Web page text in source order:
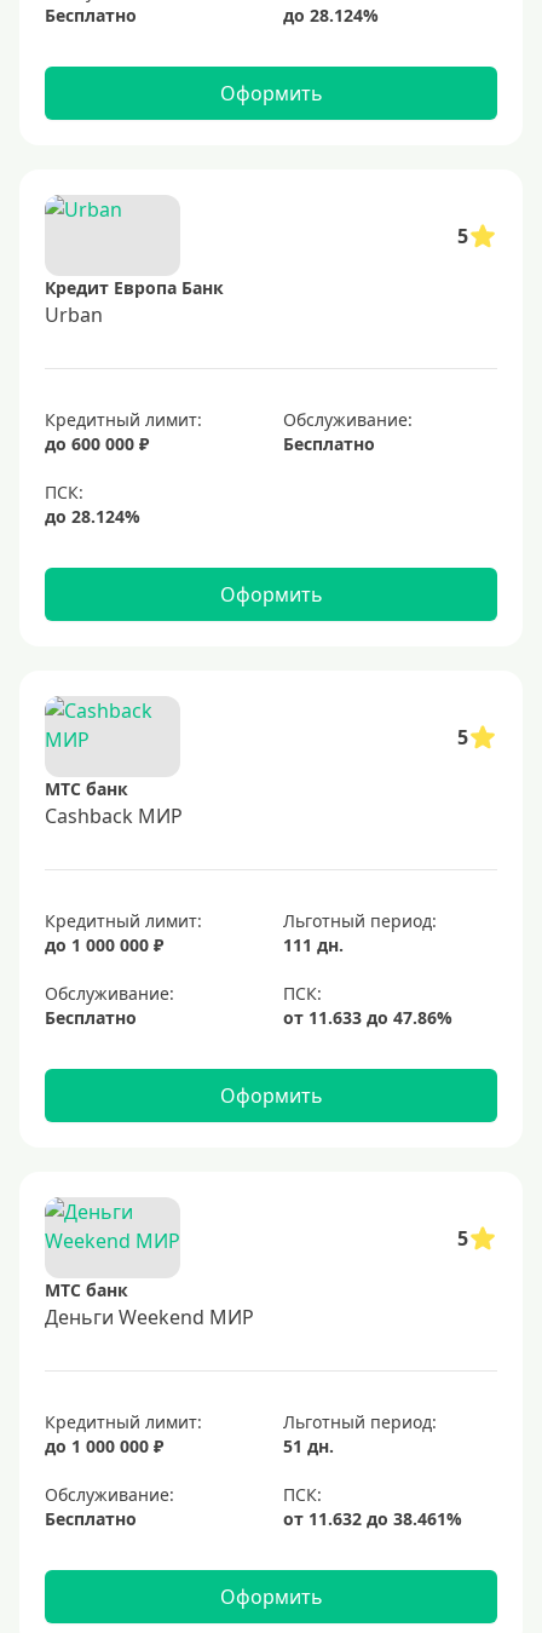
Бесплатно
Оформить
5
Кредит Европа Банк
Urban
Кредитный лимит:
до 600 000 ₽
Обслуживание:
Бесплатно
Оформить
5
МТС банк
Cashback МИР
Кредитный лимит:
до 1 000 000 ₽
Льготный период:
111 дн.
Обслуживание:
Бесплатно
Оформить
5
МТС банк
Деньги Weekend МИР
Кредитный лимит:
до 1 000 000 ₽
Льготный период:
51 дн.
Обслуживание:
Бесплатно
Оформить